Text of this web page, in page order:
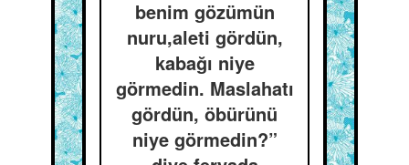
benim gözümün
nuru,aleti gördün,
kabağı niye
görmedin. Maslahatı
gördün, öbürünü
niye görmedin?”